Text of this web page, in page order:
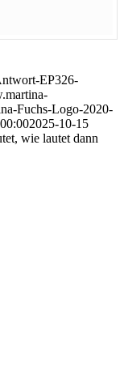
EP326-
Fuchs-Logo-2020-
2025-10-15
wie lautet dann